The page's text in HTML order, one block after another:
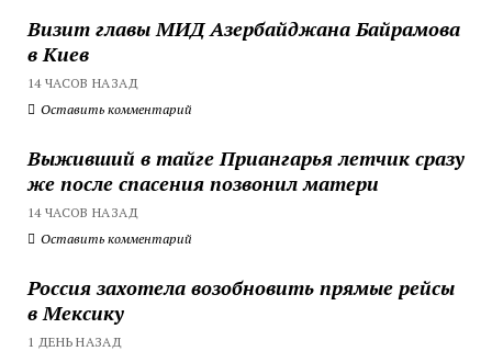
Визит главы МИД Азербайджана Байрамова
в Киев
14 ЧАСОВ НАЗАД
Оставить комментарий
Выживший в тайге Приангарья летчик сразу
же после спасения позвонил матери
14 ЧАСОВ НАЗАД
Оставить комментарий
Россия захотела возобновить прямые рейсы
в Мексику
1 ДЕНЬ НАЗАД